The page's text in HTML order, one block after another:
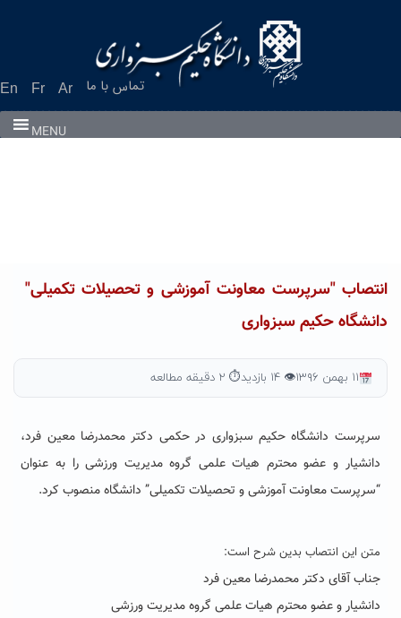
En Fr Ar تماس با ما
MENU
انتصاب "سرپرست معاونت آموزشی و تحصیلات تکمیلی"
دانشگاه حکیم سبزواری
۱۱ بهمن ۱۳۹۶ 👁 ۱۴ بازدید ⏱ ۲ دقیقه مطالعه
سرپرست دانشگاه حکیم سبزواری در حکمی دکتر محمدرضا معین فرد،
دانشیار و عضو محترم هیات علمی گروه مدیریت ورزشی را به عنوان
“سرپرست معاونت آموزشی و تحصیلات تکمیلی” دانشگاه منصوب کرد.
متن این انتصاب بدین شرح است:
جناب آقای دکتر محمدرضا معین فرد
دانشیار و عضو محترم هیات علمی گروه مدیریت ورزشی